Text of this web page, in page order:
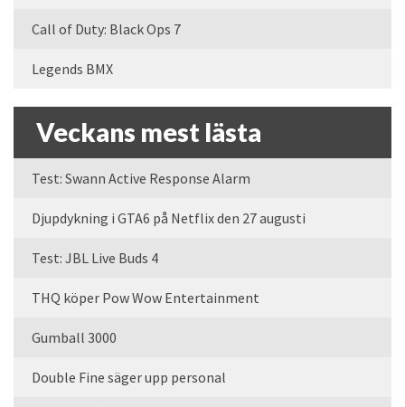
Call of Duty: Black Ops 7
Legends BMX
Veckans mest lästa
Test: Swann Active Response Alarm
Djupdykning i GTA6 på Netflix den 27 augusti
Test: JBL Live Buds 4
THQ köper Pow Wow Entertainment
Gumball 3000
Double Fine säger upp personal